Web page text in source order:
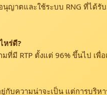
นุญาตและใช้ระบบ RNG ที่ได้รั
หร่ดี?
ที่มี RTP ตั้งแต่ 96% ขึ้นไป เพื่
บความน่าจะเป็น แต่การบริห